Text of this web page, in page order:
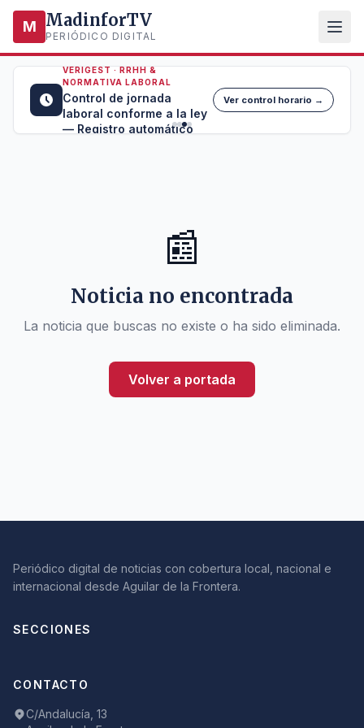
M MadinforTV
PERIÓDICO DIGITAL
VERIGEST · RRHH &
NORMATIVA LABORAL
Control de jornada
laboral conforme a la ley
— Registro automático
Ver control horario →
📰
Noticia no encontrada
La noticia que buscas no existe o ha sido eliminada.
Volver a portada
Periódico digital de noticias con cobertura local, nacional e
internacional desde Aguilar de la Frontera.
SECCIONES
CONTACTO
C/Andalucía, 13